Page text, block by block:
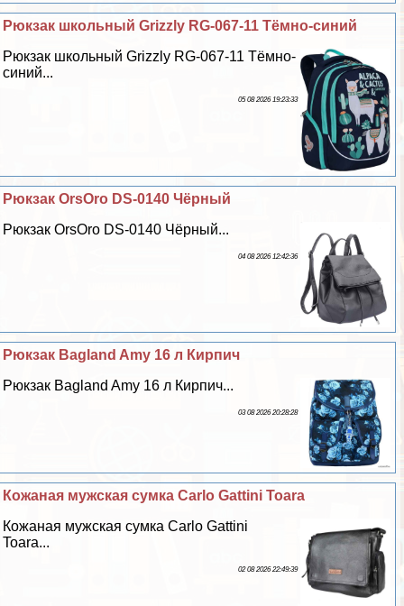
Рюкзак школьный Grizzly RG-067-11 Тёмно-синий
Рюкзак школьный Grizzly RG-067-11 Тёмно-
синий...
05 08 2026 19:23:33
Рюкзак OrsOro DS-0140 Чёрный
Рюкзак OrsOro DS-0140 Чёрный...
04 08 2026 12:42:36
Рюкзак Bagland Amy 16 л Кирпич
Рюкзак Bagland Amy 16 л Кирпич...
03 08 2026 20:28:28
Кожаная мужская сумка Carlo Gattini Toara
Кожаная мужская сумка Carlo Gattini
Toara...
02 08 2026 22:49:39